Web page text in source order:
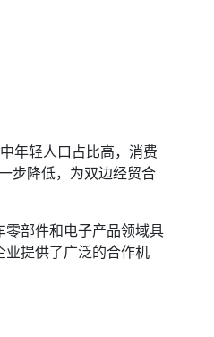
年轻人口占比高，消费
步降低，为双边经贸合
部件和电子产品领域具
提供了广泛的合作机